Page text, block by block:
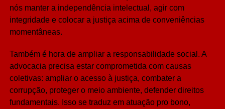
nós manter a independência intelectual, agir com
integridade e colocar a justiça acima de conveniências
momentâneas.
Também é hora de ampliar a responsabilidade social. A
advocacia precisa estar comprometida com causas
coletivas: ampliar o acesso à justiça, combater a
corrupção, proteger o meio ambiente, defender direitos
fundamentais. Isso se traduz em atuação pro bono,